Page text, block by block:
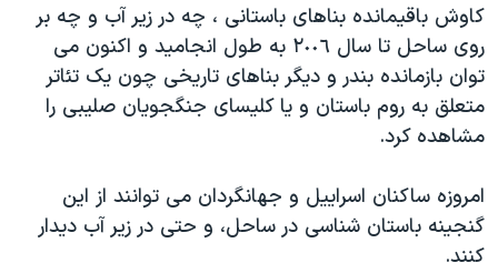
نرگس محمدی برنده جایزه نوبل صلح
همایش محافظه‌کاران آمریکا «سی‌پک»
صفحه‌های ویژه
کاوش باقيمانده بناهای باستانی ، چه در زير آب و چه بر
روی ساحل تا سال ٢٠٠٦ به طول انجاميد و اکنون می
توان بازمانده بندر و ديگر بناهای تاريخی چون يک تئاتر
متعلق به روم باستان و يا کليسای جنگجويان صليبی را
مشاهده کرد.
امروزه ساکنان اسراييل و جهانگردان می توانند از اين
گنجينه باستان شناسی در ساحل، و حتی در زير آب ديدار
کنند.